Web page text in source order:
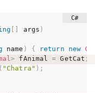
args )
name ) { return new
> fAnimal = GetCat ;
( "Chatra" ) ;